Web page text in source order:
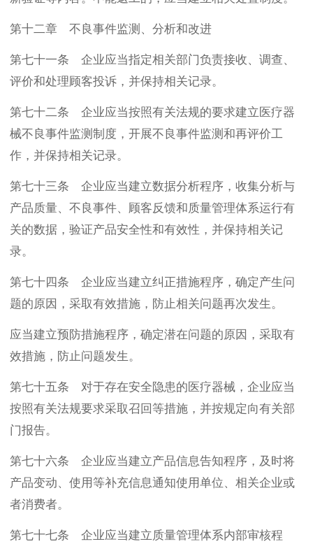
第十二章 不良事件监测、分析和改进
第七十一条 企业应当指定相关部门负责接收、调查、
评价和处理顾客投诉，并保持相关记录。
第七十二条 企业应当按照有关法规的要求建立医疗器
械不良事件监测制度，开展不良事件监测和再评价工
作，并保持相关记录。
第七十三条 企业应当建立数据分析程序，收集分析与
产品质量、不良事件、顾客反馈和质量管理体系运行有
关的数据，验证产品安全性和有效性，并保持相关记
录。
第七十四条 企业应当建立纠正措施程序，确定产生问
题的原因，采取有效措施，防止相关问题再次发生。
应当建立预防措施程序，确定潜在问题的原因，采取有
效措施，防止问题发生。
第七十五条 对于存在安全隐患的医疗器械，企业应当
按照有关法规要求采取召回等措施，并按规定向有关部
门报告。
第七十六条 企业应当建立产品信息告知程序，及时将
产品变动、使用等补充信息通知使用单位、相关企业或
者消费者。
第七十七条 企业应当建立质量管理体系内部审核程